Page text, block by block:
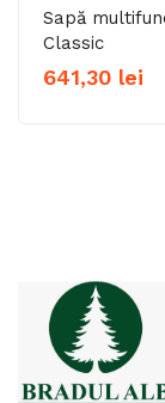
Sapă
Classic
641,30 lei